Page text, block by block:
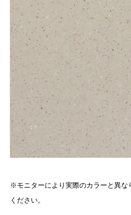
※モニターにより実際のカラーと異な
ください。